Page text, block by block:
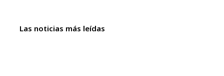
Las noticias más leídas